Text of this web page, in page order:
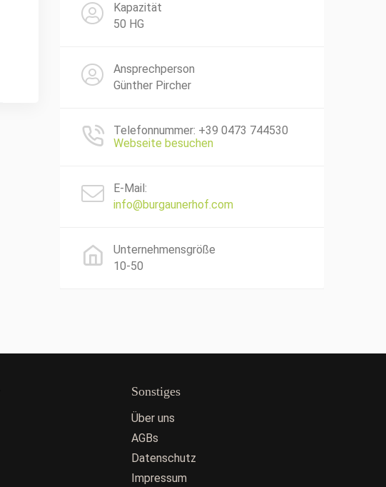
Kapazität
50 HG
Ansprechperson
Günther Pircher
Telefonnummer: +39 0473 744530
Webseite besuchen
E-Mail:
info@burgaunerhof.com
Unternehmensgröße
10-50
Sonstiges
Über uns
AGBs
Datenschutz
Impressum